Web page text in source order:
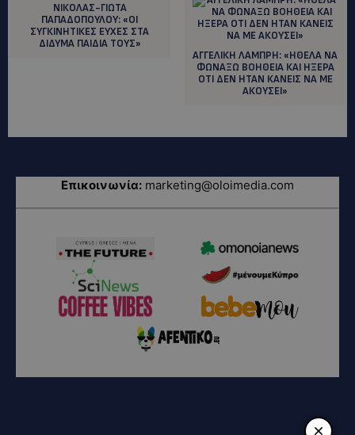
ΝΙΚΟΛΑΣ-ΓΙΩΤΑ
ΠΑΠΑΔΟΠΟΥΛΟΥ: «ΟΙ
ΣΥΓΚΙΝΗΤΙΚΕΣ ΕΥΧΕΣ ΣΤΑ
ΔΙΔΥΜΑ ΠΑΙΔΙΑ ΤΟΥΣ»
ΑΓΓΕΛΙΚΗ ΛΑΜΠΡΗ: «ΗΘΕΛΑ ΝΑ
ΦΩΝΑΞΩ ΒΟΗΘΕΙΑ ΚΑΙ ΗΞΕΡΑ
ΟΤΙ ΔΕΝ ΗΤΑΝ ΚΑΝΕΙΣ ΝΑ ΜΕ
ΑΚΟΥΣΕΙ»
Επικοινωνία: marketing@oloimedia.com